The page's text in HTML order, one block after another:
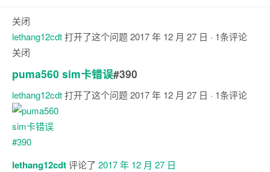
关闭
lethang12cdt打开了这个问题2017 年 12 月 27 日 · 1条评论
关闭
puma560 sim卡错误#390
lethang12cdt打开了这个问题2017 年 12 月 27 日 · 1条评论
注
释
lethang12cdt评论了 2017 年 12 月 27 日